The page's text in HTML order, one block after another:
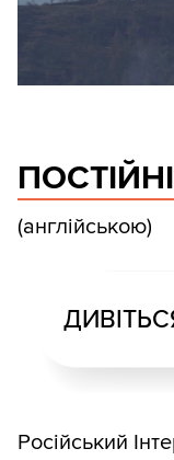
(англійською)
Російський